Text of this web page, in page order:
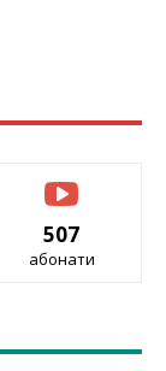
507
абонати